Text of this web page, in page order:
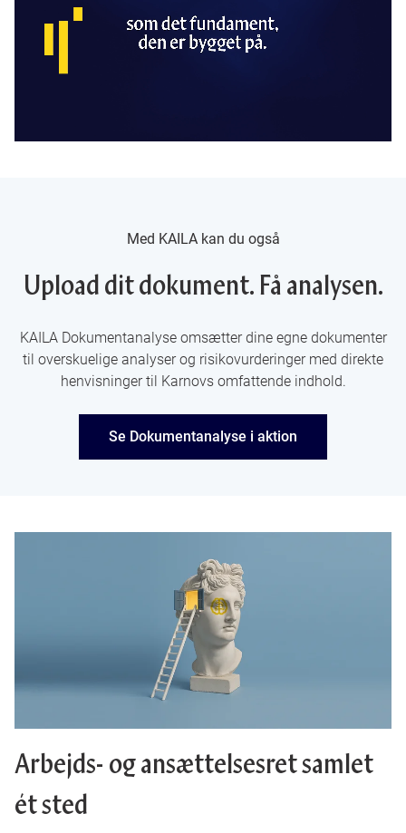
Med KAILA kan du også
Upload dit dokument. Få analysen.
KAILA Dokumentanalyse omsætter dine egne dokumenter
til overskuelige analyser og risikovurderinger med direkte
henvisninger til Karnovs omfattende indhold.
Se Dokumentanalyse i aktion
Arbejds- og ansættelsesret samlet
ét sted